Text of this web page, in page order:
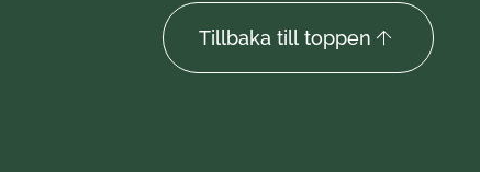
Tillbaka till toppen